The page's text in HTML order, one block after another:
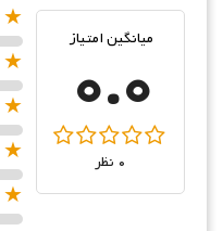
میانگین امتیاز
0.0
0 نظر